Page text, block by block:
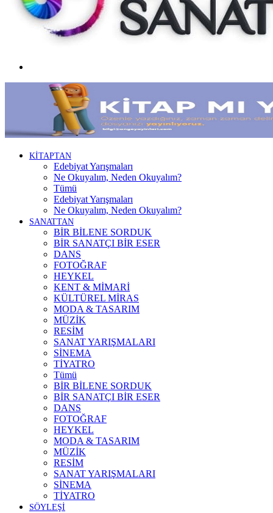
KİTAPTAN
Edebiyat Yarışmaları
Ne Okuyalım, Neden Okuyalım?
Tümü
Edebiyat Yarışmaları
Ne Okuyalım, Neden Okuyalım?
SANATTAN
BİR BİLENE SORDUK
BİR SANATÇI BİR ESER
DANS
FOTOĞRAF
HEYKEL
KENT & MİMARİ
KÜLTÜREL MİRAS
MODA & TASARIM
MÜZİK
RESİM
SANAT YARIŞMALARI
SİNEMA
TİYATRO
Tümü
BİR BİLENE SORDUK
BİR SANATÇI BİR ESER
DANS
FOTOĞRAF
HEYKEL
MODA & TASARIM
MÜZİK
RESİM
SANAT YARIŞMALARI
SİNEMA
TİYATRO
SÖYLEŞİ